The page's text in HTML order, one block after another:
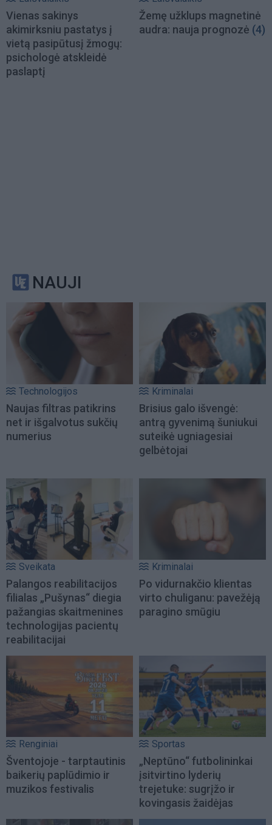
Vienas sakinys
akimirksniu pastatys į
vietą pasipūtusį žmogų:
psichologė atskleidė
paslaptį
Žemę užklups magnetinė
audra: nauja prognozė (4)
NAUJI
Technologijos
Naujas filtras patikrins
net ir išgalvotus sukčių
numerius
Kriminalai
Brisius galo išvengė:
antrą gyvenimą šuniukui
suteikė ugniagesiai
gelbėtojai
Sveikata
Palangos reabilitacijos
filialas „Pušynas“ diegia
pažangias skaitmenines
technologijas pacientų
reabilitacijai
Kriminalai
Po vidurnakčio klientas
virto chuliganu: pavežėją
paragino smūgiu
Renginiai
Šventojoje - tarptautinis
baikerių paplūdimio ir
muzikos festivalis
Sportas
„Neptūno“ futbolininkai
įsitvirtino lyderių
trejetuke: sugrįžo ir
kovingasis žaidėjas